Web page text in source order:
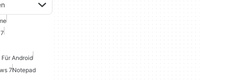
Android
7Notepad